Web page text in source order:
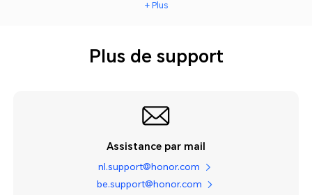
+ Plus
Plus de support
Assistance par mail
nl.support@honor.com
be.support@honor.com